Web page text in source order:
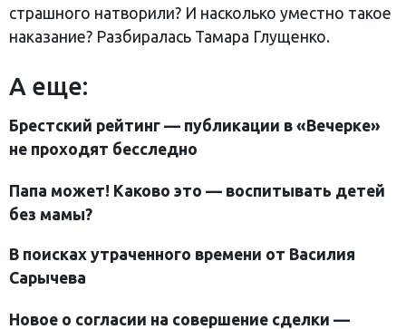
страшного натворили? И насколько уместно такое
наказание? Разбиралась Тамара Глущенко.
А еще:
Брестский рейтинг — публикации в «Вечерке»
не проходят бесследно
Папа может! Каково это — воспитывать детей
без мамы?
В поисках утраченного времени от Василия
Сарычева
Новое о согласии на совершение сделки —